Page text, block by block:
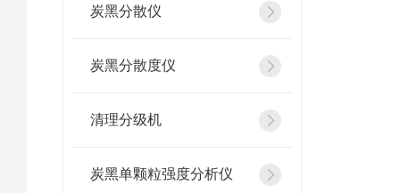
炭黑分散仪
炭黑分散度仪
清理分级机
炭黑单颗粒强度分析仪